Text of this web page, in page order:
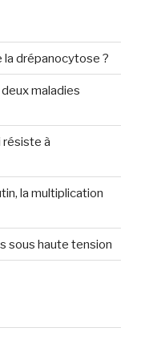
la drépanocytose ?
maladies
résiste à
la multiplication
sous haute tension